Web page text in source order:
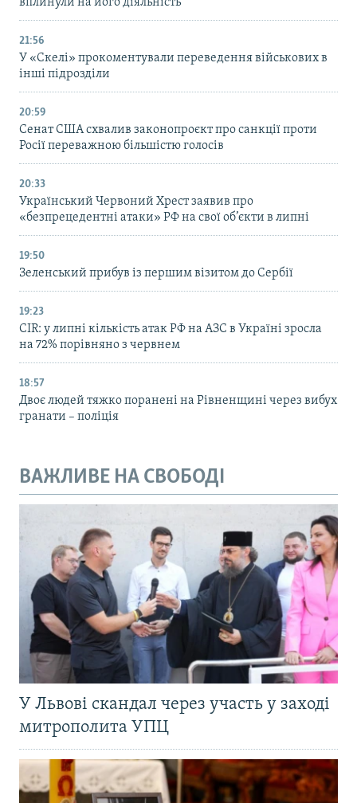
21:56
У «Скелі» прокоментували переведення військових в
інші підрозділи
20:59
Cенат США схвалив законопроєкт про санкції проти
Росії переважною більшістю голосів
20:33
Український Червоний Хрест заявив про
«безпрецедентні атаки» РФ на свої об’єкти в липні
19:50
Зеленський прибув із першим візитом до Сербії
19:23
CIR: у липні кількість атак РФ на АЗС в Україні зросла
на 72% порівняно з червнем
18:57
Двоє людей тяжко поранені на Рівненщині через вибух
гранати – поліція
ВАЖЛИВЕ НА СВОБОДІ
У Львові скандал через участь у заході
митрополита УПЦ